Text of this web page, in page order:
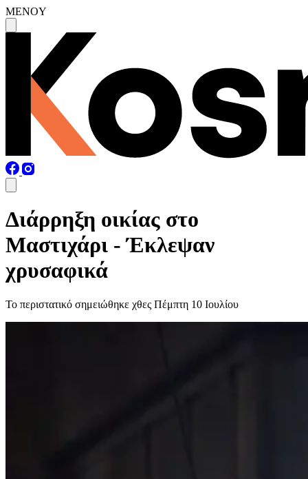
MENOY
Διάρρηξη οικίας στο
Μαστιχάρι - Έκλεψαν
χρυσαφικά
Το περιστατικό σημειώθηκε χθες Πέμπτη 10 Ιουλίου